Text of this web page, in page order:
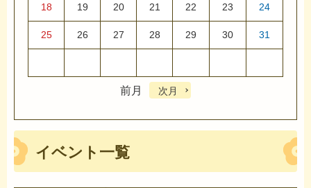
18 19 20 21 22 23 24
25 26 27 28 29 30 31
前月 次月
イベント一覧